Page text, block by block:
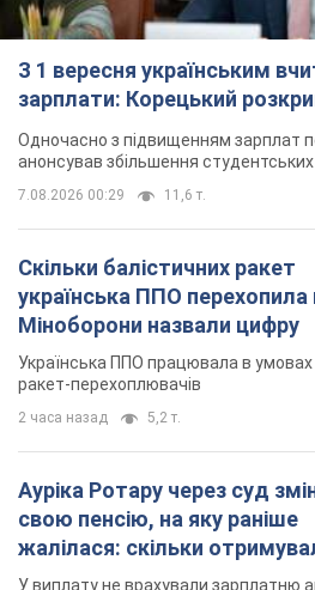
2 часа назад 5,2 т.
Ауріка Ротару через суд
свою пенсію, на яку раніше
жалілася: скільки
співачка
У виплату не врахували зарплатню
час роботи в Чернівецькій філармонії
через 11 часов